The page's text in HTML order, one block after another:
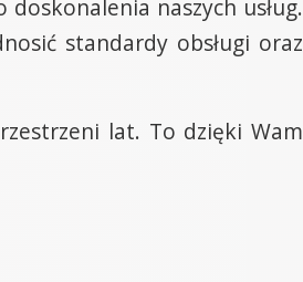
naszych usług.
standardy obsługi oraz
lat. To dzięki Wam